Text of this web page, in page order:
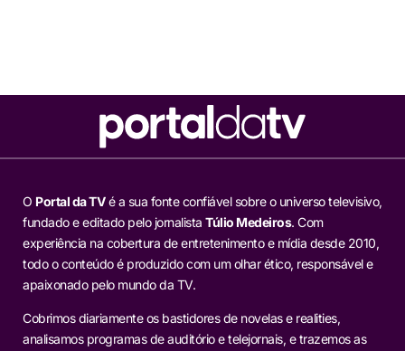
O Portal da TVé a sua fonte confiável sobre o universo televisivo,
fundado e editado pelo jornalista Túlio Medeiros. Com
experiência na cobertura de entretenimento e mídia desde 2010,
todo o conteúdo é produzido com um olhar ético, responsável e
apaixonado pelo mundo da TV.
Cobrimos diariamente os bastidores de novelas e realities,
analisamos programas de auditório e telejornais, e trazemos as